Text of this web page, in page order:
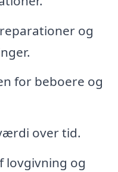
og
for beboere og
over tid.
lovgivning og